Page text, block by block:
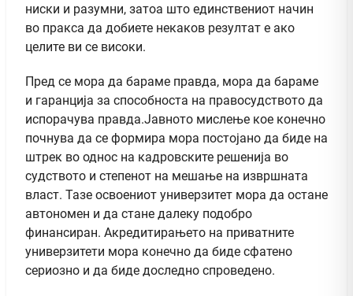
ниски и разумни, затоа што единствениот начин
во пракса да добиете некаков резултат е ако
целите ви се високи.
Пред се мора да бараме правда, мора да бараме
и гаранција за способноста на правосудството да
испорачува правда.Јавното мислење кое конечно
почнува да се формира мора постојано да биде на
штрек во однос на кадровските решенија во
судството и степенот на мешање на извршната
власт. Тазе освоениот универзитет мора да остане
автономен и да стане далеку подобро
финансиран. Акредитирањето на приватните
универзитети мора конечно да биде сфатено
сериозно и да биде доследно спроведено.